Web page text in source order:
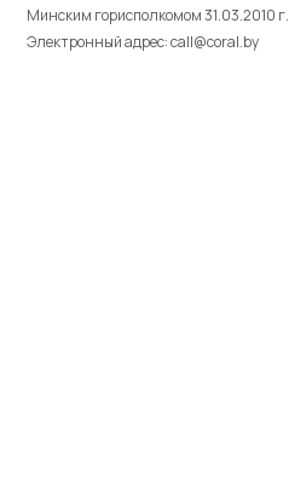
Минским горисполкомом 31.03.2010
Электронный адрес: call@coral.by